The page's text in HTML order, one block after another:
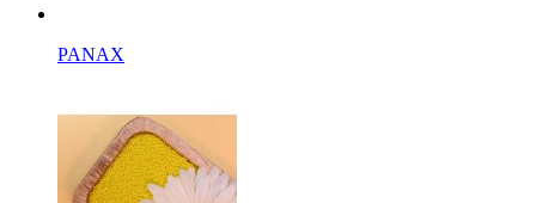
PANAX